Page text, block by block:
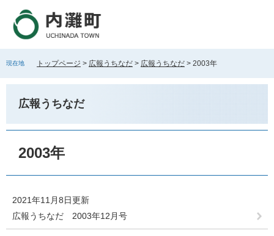
で
ば
現在地 トップページ > 広報うちなだ > 広報うちなだ > 2003年
広報うちなだ
2003年
2021年11月8日更新
広報うちなだ 2003年12月号